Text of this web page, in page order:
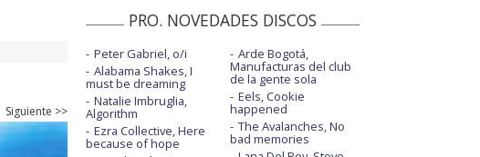
Siguiente >>
PRO. NOVEDADES DISCOS
Peter Gabriel, o/i
Alabama Shakes, I
must be dreaming
Natalie Imbruglia,
Algorithm
Ezra Collective, Here
because of hope
Arde Bogotá,
Manufacturas del club
de la gente sola
Eels, Cookie
happened
The Avalanches, No
bad memories